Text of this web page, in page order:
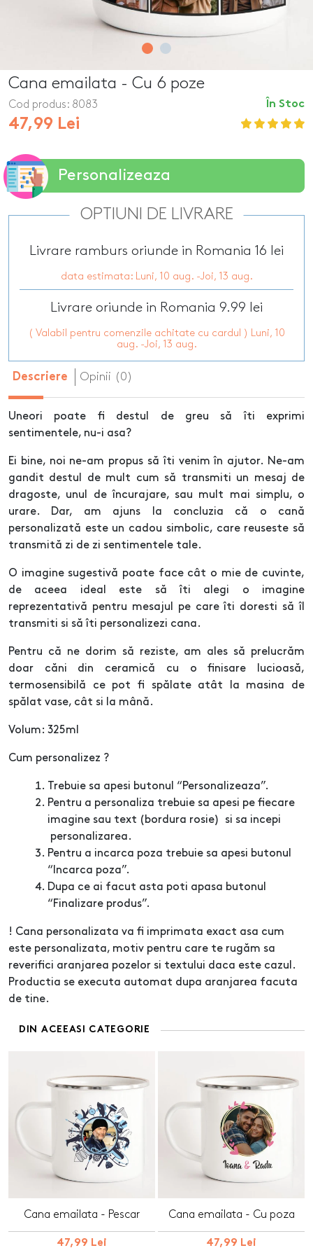
Cana emailata - Cu 6 poze
În Stoc
Cod produs: 8083
47,99 Lei
Personalizeaza
OPTIUNI DE LIVRARE
Livrare ramburs oriunde in Romania 16 lei
data estimata: Luni, 10 aug. -Joi, 13 aug.
Livrare oriunde in Romania 9.99 lei
( Valabil pentru comenzile achitate cu cardul ) Luni, 10
aug. -Joi, 13 aug.
Descriere Opinii (0)
Uneori poate fi destul de greu să îti exprimi
sentimentele, nu-i asa?
Ei bine, noi ne-am propus să îti venim în ajutor. Ne-am
gandit destul de mult cum să transmiti un mesaj de
dragoste, unul de încurajare, sau mult mai simplu, o
urare. Dar, am ajuns la concluzia că o cană
personalizată este un cadou simbolic, care reuseste să
transmită zi de zi sentimentele tale.
O imagine sugestivă poate face cât o mie de cuvinte,
de aceea ideal este să îti alegi o imagine
reprezentativă pentru mesajul pe care îti doresti să îl
transmiti si să îti personalizezi cana.
Pentru că ne dorim să reziste, am ales să prelucrăm
doar căni din ceramică cu o finisare lucioasă,
termosensibilă ce pot fi spălate atât la masina de
spălat vase, cât si la mână.
Volum: 325ml
Cum personalizez ?
Trebuie sa apesi butonul “Personalizeaza”.
Pentru a personaliza trebuie sa apesi pe fiecare
imagine sau text (bordura rosie) si sa incepi
personalizarea.
Pentru a incarca poza trebuie sa apesi butonul
“Incarca poza”.
Dupa ce ai facut asta poti apasa butonul
“Finalizare produs”.
! Cana personalizata va fi imprimata exact asa cum
este personalizata, motiv pentru care te rugăm sa
reverifici aranjarea pozelor si textului daca este cazul.
Productia se executa automat dupa aranjarea facuta
de tine.
DIN ACEEASI CATEGORIE
Cana emailata - Pescar
47,99 Lei
Cana emailata - Cu poza
47,99 Lei